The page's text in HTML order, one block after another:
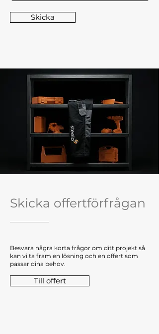
Skicka
Skicka offertförfrågan
Besvara några korta frågor om ditt projekt så
kan vi ta fram en lösning och en offert som
passar dina behov.
Till offert